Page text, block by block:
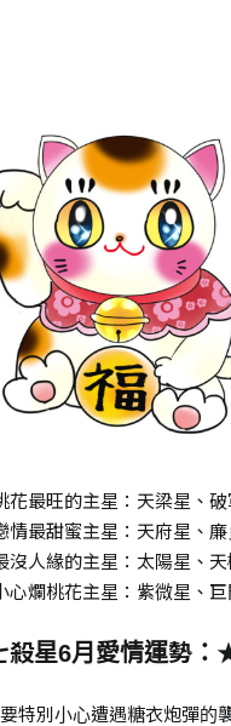
花最旺的主星：天梁星、
情最甜蜜主星：天府星、
沒人緣的主星：太陽星、
心爛桃花主星：紫微星、
殺星6月愛情運
特別小心遭遇糖衣炮彈的